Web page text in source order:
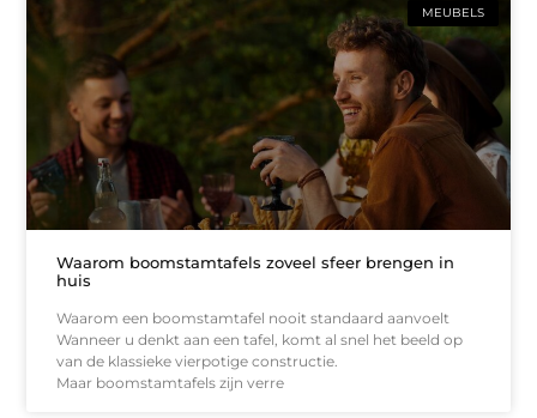
MEUBELS
Waarom boomstamtafels zoveel sfeer brengen in
huis
Waarom een boomstamtafel nooit standaard aanvoelt
Wanneer u denkt aan een tafel, komt al snel het beeld op
van de klassieke vierpotige constructie.
Maar boomstamtafels zijn verre